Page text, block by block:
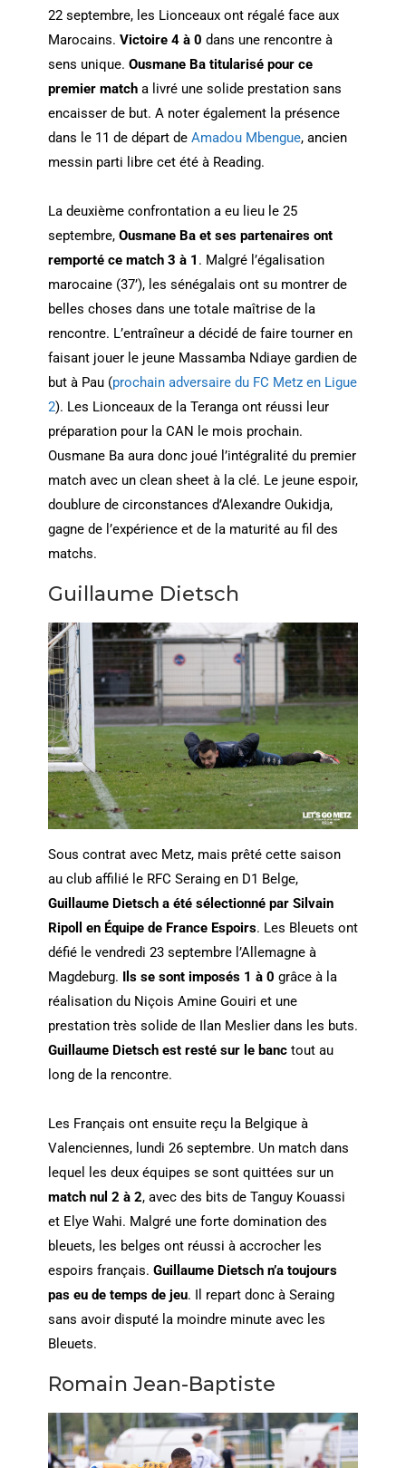
22 septembre, les Lionceaux ont régalé face aux
Marocains. Victoire 4 à 0 dans une rencontre à
sens unique. Ousmane Ba titularisé pour ce
premier matcha livré une solide prestation sans
encaisser de but. A noter également la présence
dans le 11 de départ de Amadou Mbengue, ancien
messin parti libre cet été à Reading.
La deuxième confrontation a eu lieu le 25
septembre, Ousmane Ba et ses partenaires ont
remporté ce match 3 à 1 . Malgré l’égalisation
marocaine (37’), les sénégalais ont su montrer de
belles choses dans une totale maîtrise de la
rencontre. L’entraîneur a décidé de faire tourner en
faisant jouer le jeune Massamba Ndiaye gardien de
but à Pau (prochain adversaire du FC Metz en Ligue
2). Les Lionceaux de la Teranga ont réussi leur
préparation pour la CAN le mois prochain.
Ousmane Ba aura donc joué l’intégralité du premier
match avec un clean sheet à la clé. Le jeune espoir,
doublure de circonstances d’Alexandre Oukidja,
gagne de l’expérience et de la maturité au fil des
matchs.
Guillaume Dietsch
Sous contrat avec Metz, mais prêté cette saison
au club affilié le RFC Seraing en D1 Belge,
Guillaume Dietsch a été sélectionné par Silvain
Ripoll en Équipe de France Espoirs. Les Bleuets ont
défié le vendredi 23 septembre l’Allemagne à
Magdeburg. Ils se sont imposés 1 à 0 grâce à la
réalisation du Niçois Amine Gouiri et une
prestation très solide de Ilan Meslier dans les buts.
Guillaume Dietsch est resté sur le banctout au
long de la rencontre.
Les Français ont ensuite reçu la Belgique à
Valenciennes, lundi 26 septembre. Un match dans
lequel les deux équipes se sont quittées sur un
match nul 2 à 2, avec des bits de Tanguy Kouassi
et Elye Wahi. Malgré une forte domination des
bleuets, les belges ont réussi à accrocher les
espoirs français. Guillaume Dietsch n’a toujours
pas eu de temps de jeu. Il repart donc à Seraing
sans avoir disputé la moindre minute avec les
Bleuets.
Romain Jean-Baptiste